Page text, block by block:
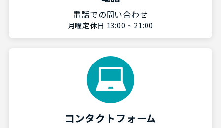
電話での問い合わせ
月曜定休日 13:00 ~ 21:00
コンタクトフォーム